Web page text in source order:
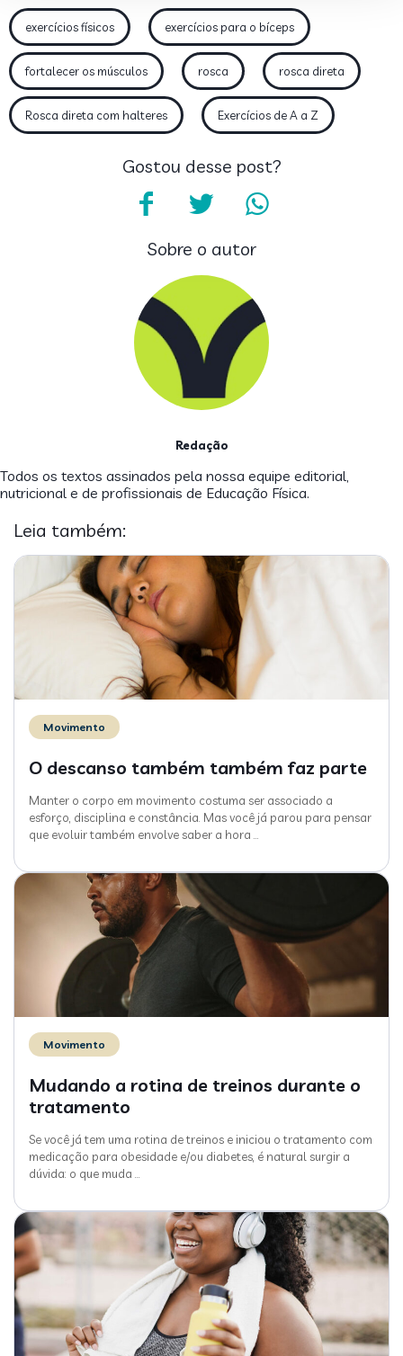
exercícios físicos exercícios para o bíceps
fortalecer os músculos rosca rosca direta
Rosca direta com halteres Exercícios de A a Z
Gostou desse post?
Sobre o autor
Redação
Todos os textos assinados pela nossa equipe editorial,
nutricional e de profissionais de Educação Física.
Leia também:
Movimento
O descanso também também faz parte
Manter o corpo em movimento costuma ser associado a
esforço, disciplina e constância. Mas você já parou para pensar
que evoluir também envolve saber a hora …
Movimento
Mudando a rotina de treinos durante o
tratamento
Se você já tem uma rotina de treinos e iniciou o tratamento com
medicação para obesidade e/ou diabetes, é natural surgir a
dúvida: o que muda …